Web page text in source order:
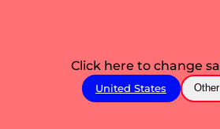
Click here to change
United States